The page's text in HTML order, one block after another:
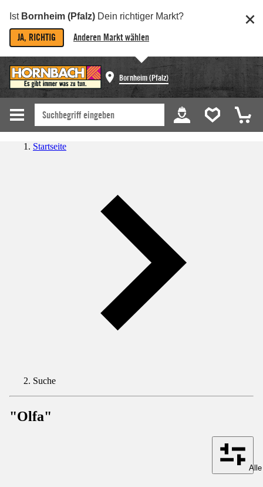
Ist Bornheim (Pfalz) Dein richtiger Markt?
JA, RICHTIG Anderen Markt wählen
Bornheim (Pfalz)
Startseite
Suche
"Olfa"